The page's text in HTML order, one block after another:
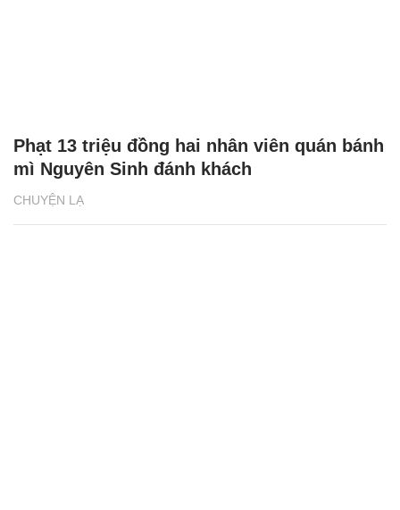
CHUYỆN LẠ
Phạt 13 triệu đồng hai nhân viên quán bánh
mì Nguyên Sinh đánh khách